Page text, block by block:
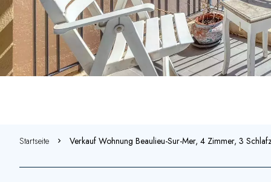
Startseite Verkauf Wohnung Beaulieu-Sur-Mer, 4 Zimmer, 3